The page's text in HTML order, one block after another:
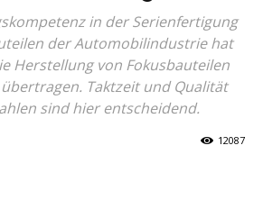
in der Serienfertigung
der Automobilindustrie hat
Herstellung von Fokusbauteilen
Taktzeit und Qualität
sind hier entscheidend.
12087